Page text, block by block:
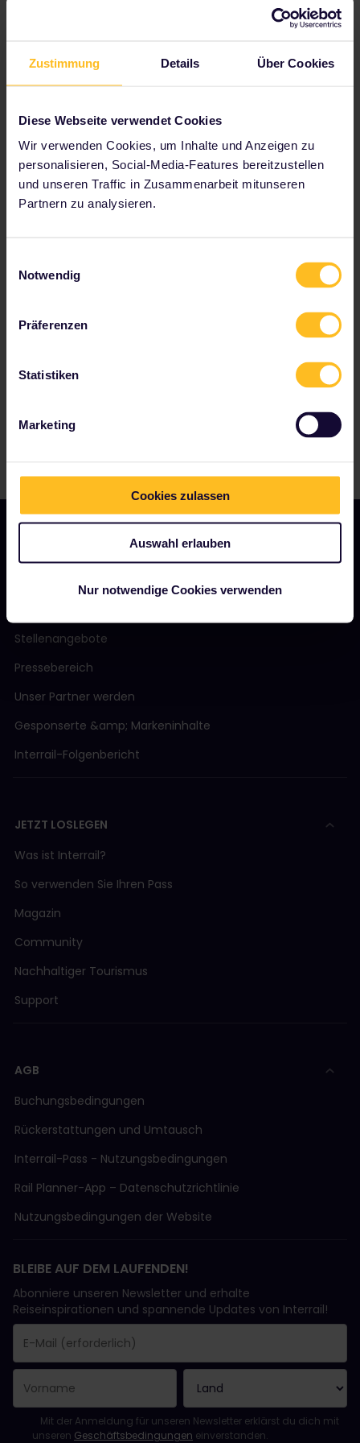
Zustimmung Details Über Cookies
Diese Webseite verwendet Cookies
Wir verwenden Cookies, um Inhalte und Anzeigen zu
personalisieren, Social-Media-Features bereitzustellen
und unseren Traffic in Zusammenarbeit mitunseren
Partnern zu analysieren.
Notwendig
Präferenzen
Statistiken
Marketing
Cookies zulassen
Auswahl erlauben
Nur notwendige Cookies verwenden
Beginnen Sie jetzt mit der Planung Ihres Interrail-
Karte des europäischen Streckennetzes anzeigen
Infos zu Reservierungen lesen
Jugendherberge buchen
Ermäßigungen mit deinem Pass erhalten
Stellenangebote
Pressebereich
Unser Partner werden
Gesponserte &amp; Markeninhalte
Interrail-Folgenbericht
JETZT LOSLEGEN
Was ist Interrail?
So verwenden Sie Ihren Pass
Magazin
Community
Nachhaltiger Tourismus
Support
AGB
Buchungsbedingungen
Rückerstattungen und Umtausch
Interrail-Pass - Nutzungsbedingungen
Rail Planner-App – Datenschutzrichtlinie
Nutzungsbedingungen der Website
BLEIBE AUF DEM LAUFENDEN!
Abonniere unseren Newsletter und erhalte
Reiseinspirationen und spannende Updates von Interrail!
Sie haben sich erfolgreich angemeldet.
Das Feld „E-Mail-Adresse“ ist ein Pflichtfeld!
Diese E-Mail-Adresse ist ungültig!
Beim Abonnieren des Newsletters ist ein Fehler aufgetreten.
Du hast diesen Newsletter bereits abonniert!
Bitte stimme den Allgemeinen Geschäftsbedingungen zu, um
Mit der Anmeldung für unseren Newsletter erklärst du dich mit
unseren Geschäftsbedingungen einverstanden.